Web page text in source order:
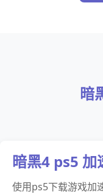
暗
暗黑4 ps5 加
使用ps5下载游戏加